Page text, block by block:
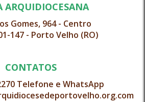
ARQUIDIOCESANA
Gomes, 964 - Centro
147 - Porto Velho (RO)
CONTATOS
Telefone e WhatsApp